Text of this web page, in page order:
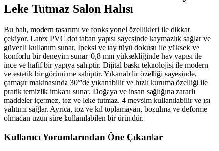
Leke Tutmaz Salon Halısı
Bu halı, modern tasarımı ve fonksiyonel özellikleri ile dikkat
çekiyor. Latex PVC dot taban yapısı sayesinde kaymazlık sağlar ve
güvenli kullanım sunar. İpeksi ve tay tüyü dokusu ile yüksek ve
konforlu bir deneyim sunar. 0,8 mm yüksekliğinde hav yapısı ile
ince ve hafif bir yapıya sahiptir. Dijital baskı teknolojisi ile modern
ve estetik bir görünüme sahiptir. Yıkanabilir özelliği sayesinde,
çamaşır makinasında 30°'de yıkanabilir ve hızlı kuruma özelliği ile
pratik temizlik imkanı sunar. Doğaya ve insan sağlığına zararlı
maddeler içermez, toz ve leke tutmaz. 4 mevsim kullanılabilir ve ısı
yalıtımı sağlar. Ayrıca, toz ve kıl toplamayan, bozulma ve deforme
olmadan uzun süre kullanılabilen bir üründür.
Kullanıcı Yorumlarından Öne Çıkanlar